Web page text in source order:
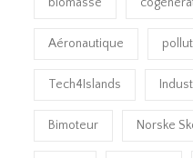
biomasse
Aéronautique
Tech4Islands
Bimoteur Norske